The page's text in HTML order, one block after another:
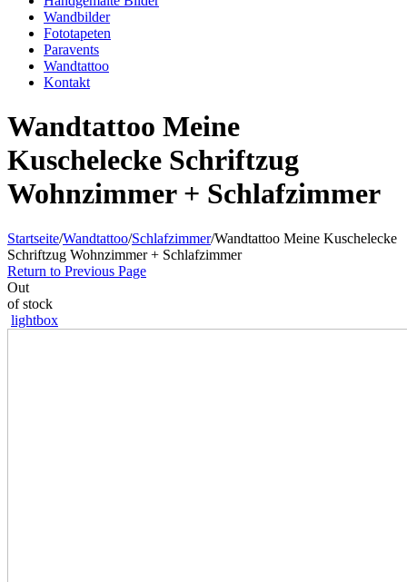
Wandbilder
Fototapeten
Paravents
Wandtattoo
Kontakt
Wandtattoo Meine
Kuschelecke Schriftzug
Wohnzimmer + Schlafzimmer
Startseite/Wandtattoo/Schlafzimmer/Wandtattoo Meine Kuschelecke
Schriftzug Wohnzimmer + Schlafzimmer
Return to Previous Page
Out
of stock
lightbox